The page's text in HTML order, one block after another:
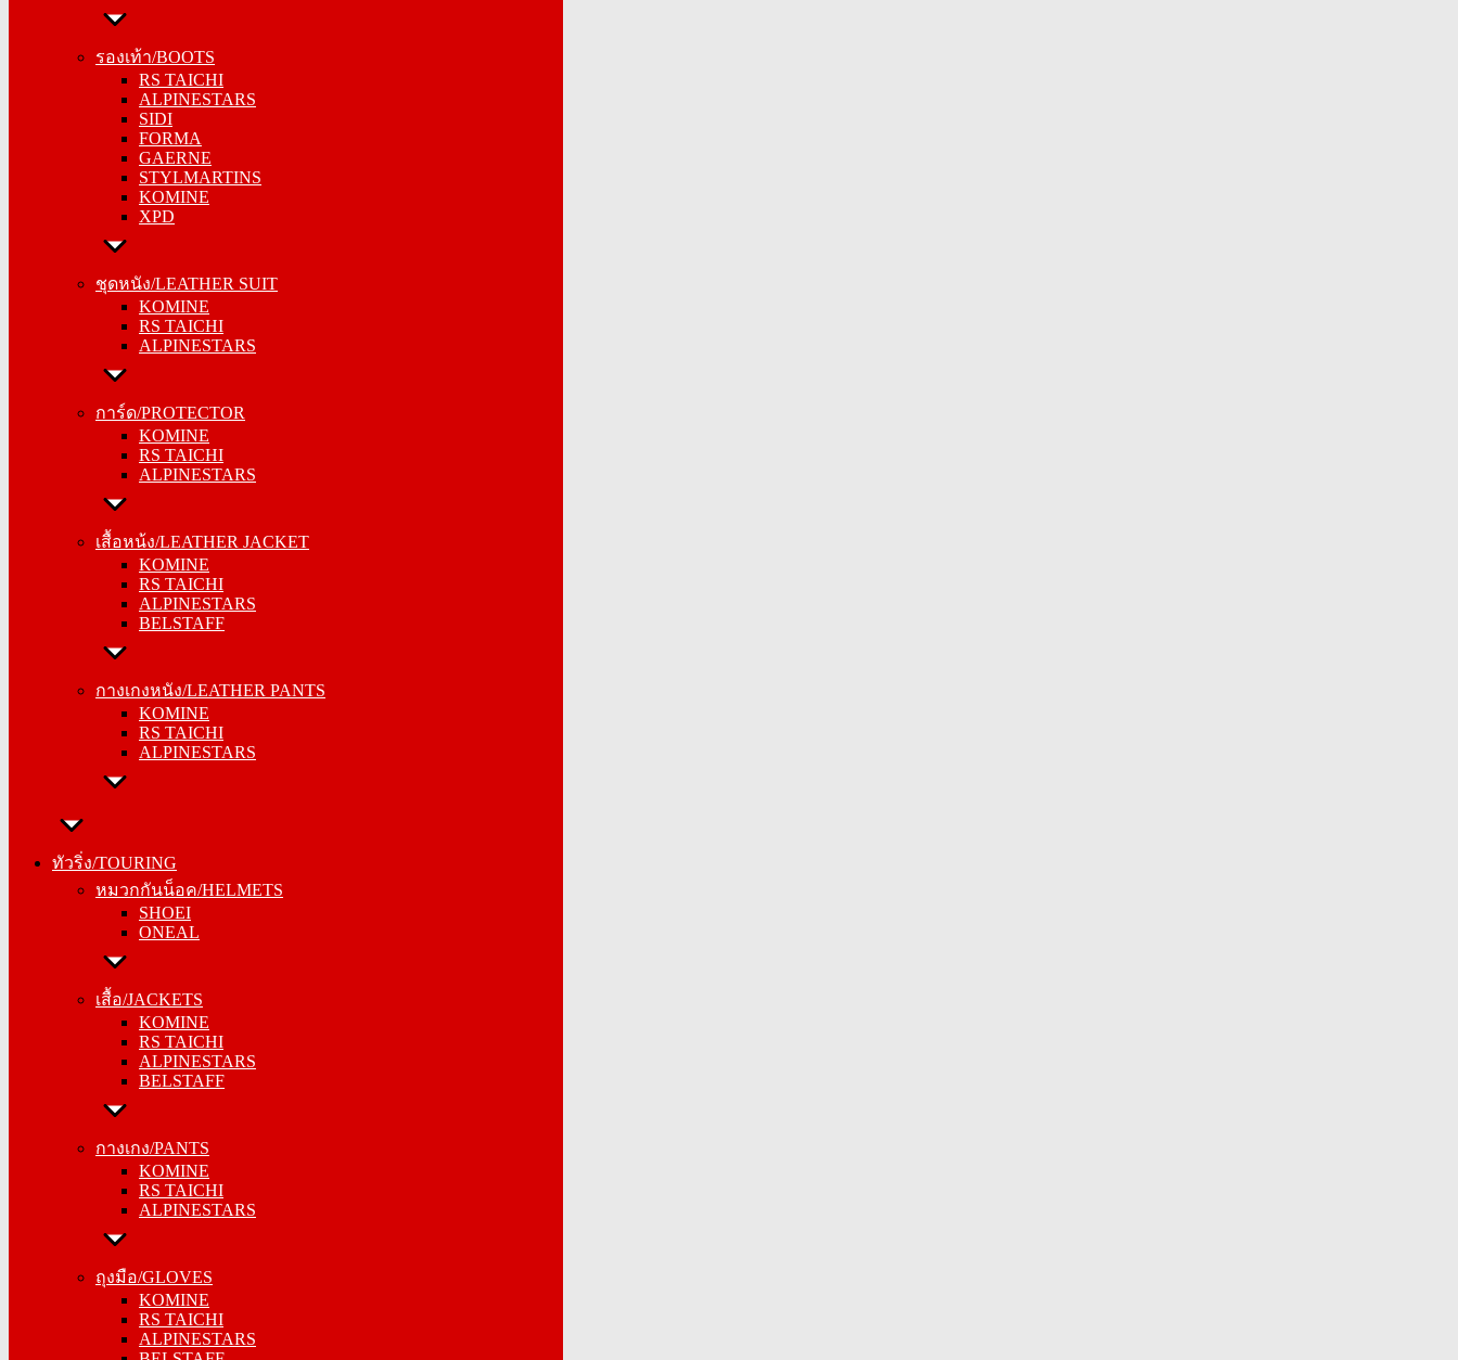
รองเท้า/BOOTS
RS TAICHI
ALPINESTARS
SIDI
FORMA
GAERNE
STYLMARTINS
KOMINE
XPD
ชุดหนัง/LEATHER SUIT
KOMINE
RS TAICHI
ALPINESTARS
การ์ด/PROTECTOR
KOMINE
RS TAICHI
ALPINESTARS
เสื้อหน้ง/LEATHER JACKET
KOMINE
RS TAICHI
ALPINESTARS
BELSTAFF
กางเกงหนัง/LEATHER PANTS
KOMINE
RS TAICHI
ALPINESTARS
ทัวริ่ง/TOURING
หมวกกันน็อค/HELMETS
SHOEI
ONEAL
เสื้อ/JACKETS
KOMINE
RS TAICHI
ALPINESTARS
BELSTAFF
กางเกง/PANTS
KOMINE
RS TAICHI
ALPINESTARS
ถุงมือ/GLOVES
KOMINE
RS TAICHI
ALPINESTARS
RS TAICHI
ALPINESTARS
SIDI
FORMA
GAERNE
STYLMARTINS
KOMINE
XPD
KOMINE
RS TAICHI
ALPINESTARS
KOMINE
RS TAICHI
ALPINESTARS
KOMINE
RS TAICHI
ALPINESTARS
BELSTAFF
KOMINE
RS TAICHI
ALPINESTARS
หมวกกันน็อค/HELMETS
SHOEI
ONEAL
KOMINE
RS TAICHI
ALPINESTARS
BELSTAFF
KOMINE
RS TAICHI
ALPINESTARS
KOMINE
RS TAICHI
ALPINESTARS
BELSTAFF